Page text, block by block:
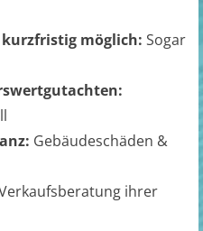
möglich: Sogar
Gebäudeschäden &
ihrer